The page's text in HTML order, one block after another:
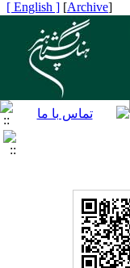
[
Archive
]
[ English ]